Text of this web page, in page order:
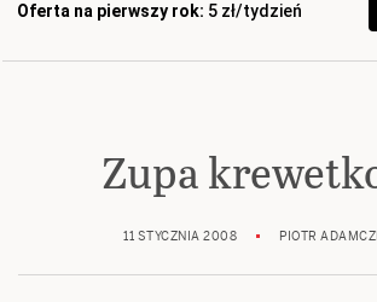
Oferta na pierwszy rok: 5 zł/tydzień
Zupa
11 STYCZNIA 2008 PIOTR